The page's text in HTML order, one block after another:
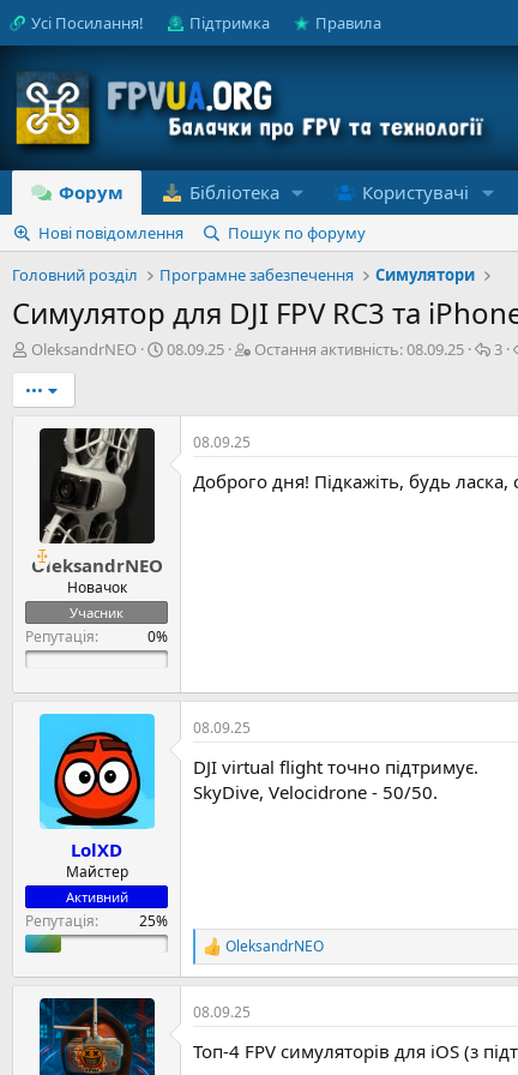
Усі Посилання! Підтримка Правила
Форум Бібліотека Користувачі
Нові повідомлення
Пошук по форуму
Головний розділ
Програмне забезпечення Симулятори
Симулятор для DJI FPV RC3 та
А
в
т
о
OleksandrNEO
Д
я
08.09.25
О
а
н
я
ь
Остання активність:08.09.25
В
п
в
і
3
•••
OleksandrNEO
Новачок
Учасник
Репутація:
08.09.25
Доброго дня! Підкажіть, будь ласка,
LolXD
Майстер
Активний
Репутація:
08.09.25
DJI virtual flight точно підтримує.
SkyDive, Velocidrone - 50/50.
Р
е
а
к
ц
і
OleksandrNEO
08.09.25
Топ-4 FPV симуляторів для iOS (з